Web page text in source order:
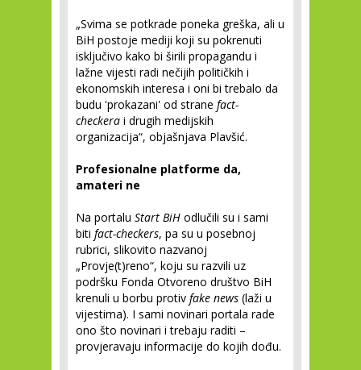
„Svima se potkrade poneka greška, ali u
BiH postoje mediji koji su pokrenuti
isključivo kako bi širili propagandu i
lažne vijesti radi nečijih političkih i
ekonomskih interesa i oni bi trebalo da
budu 'prokazani' od strane fact-
checkera i drugih medijskih
organizacija“, objašnjava Plavšić.
Profesionalne platforme da,
amateri ne
Na portalu Start BiH odlučili su i sami
biti fact-checkers, pa su u posebnoj
rubrici, slikovito nazvanoj
„Provje(t)reno“, koju su razvili uz
podršku Fonda Otvoreno društvo BiH
krenuli u borbu protiv fake news (laži u
vijestima). I sami novinari portala rade
ono što novinari i trebaju raditi –
provjeravaju informacije do kojih dođu.